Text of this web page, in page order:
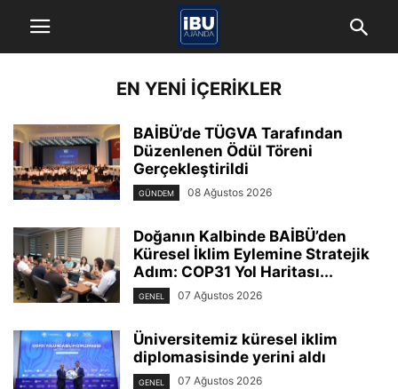
EN YENI İÇERIKLER
BAİBÜ’de TÜGVA Tarafından
Düzenlenen Ödül Töreni
Gerçekleştirildi
GÜNDEM 08 Ağustos 2026
Doğanın Kalbinde BAİBÜ’den
Küresel İklim Eylemine Stratejik
Adım: COP31 Yol Haritası...
GENEL 07 Ağustos 2026
Üniversitemiz küresel iklim
diplomasisinde yerini aldı
GENEL 07 Ağustos 2026